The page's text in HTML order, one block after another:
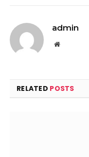
admin
Website
RELATED POSTS